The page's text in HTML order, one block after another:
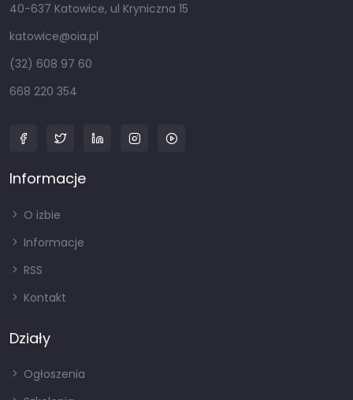
40-637 Katowice, ul Kryniczna 15
katowice@oia.pl
(32) 608 97 60
668 220 354
Informacje
O izbie
Informacje
RSS
Kontakt
Działy
Ogłoszenia